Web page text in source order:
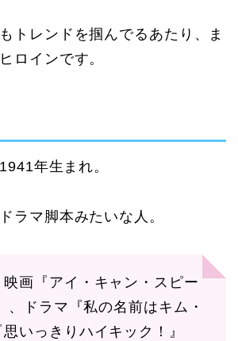
トレンドを掴んでるあたり、ま
ロインです。
年生まれ。
ラマ脚本みたいな人。
画『アイ・キャン・スピー
、ドラマ『私の名前はキム・
いっきりハイキック！』